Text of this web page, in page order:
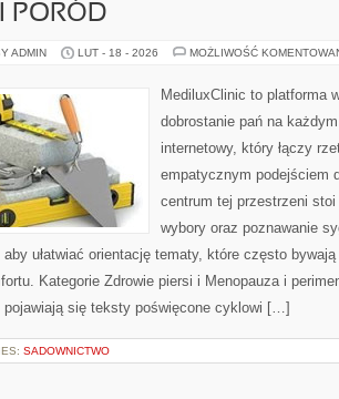
PORÓD
ADMIN LUT - 18 - 2026 MOŻLIWOŚĆ
MediluxClinic to platforma
dobrostanie pań na
internetowy, który łączy
empatycznym podejściem
centrum tej przestrzeni
wybory oraz poznawanie
ułatwiać orientację tematy, które często
Kategorie Zdrowie piersi i Menopauza i
pojawiają się teksty poświęcone cyklowi […]
SADOWNICTWO